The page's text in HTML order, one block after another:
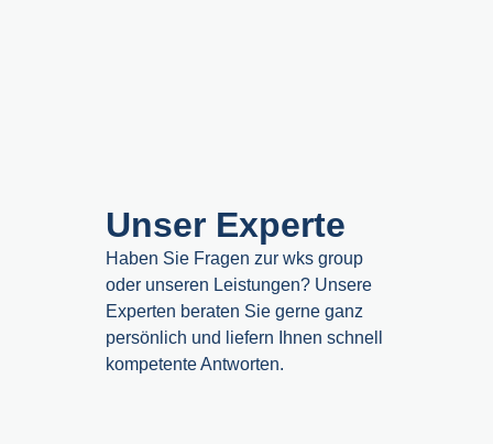
Unser Experte
Haben Sie Fragen zur wks group
oder unseren Leistungen? Unsere
Experten beraten Sie gerne ganz
persönlich und liefern Ihnen schnell
kompetente Antworten.